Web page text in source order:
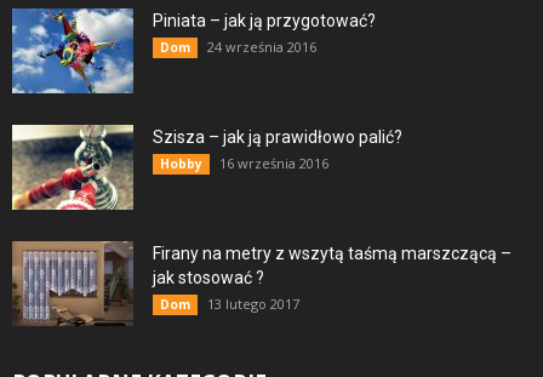
Piniata – jak ją przygotować?
Dom 24 września 2016
Szisza – jak ją prawidłowo palić?
Hobby 16 września 2016
Firany na metry z wszytą taśmą marszczącą –
jak stosować ?
Dom 13 lutego 2017